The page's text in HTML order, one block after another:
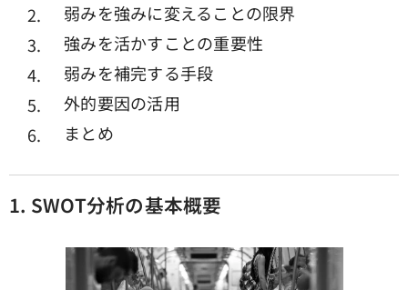
弱みを強みに変えることの限界
強みを活かすことの重要性
弱みを補完する手段
外的要因の活用
まとめ
1. SWOT分析の基本概要